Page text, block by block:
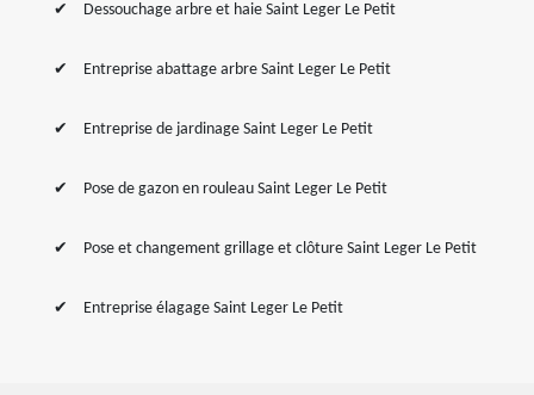
Dessouchage arbre et haie Saint Leger Le Petit
Entreprise abattage arbre Saint Leger Le Petit
Entreprise de jardinage Saint Leger Le Petit
Pose de gazon en rouleau Saint Leger Le Petit
Pose et changement grillage et clôture Saint Leger Le Petit
Entreprise élagage Saint Leger Le Petit